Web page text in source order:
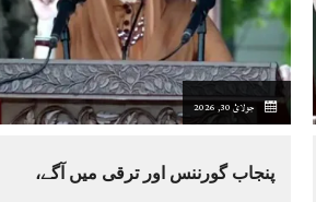
21:00
41°C
22:00
40°C
23:00
39°C
00:00
38°C
01:00
37°C جولائ 30, 2026
پنجاب گورننس اور ترقی میں آگے،